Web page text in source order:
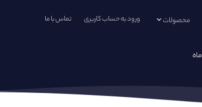
محصولات ورود به حساب کاربری تماس با ما